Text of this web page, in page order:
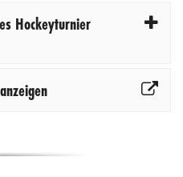
Hockeyturnier